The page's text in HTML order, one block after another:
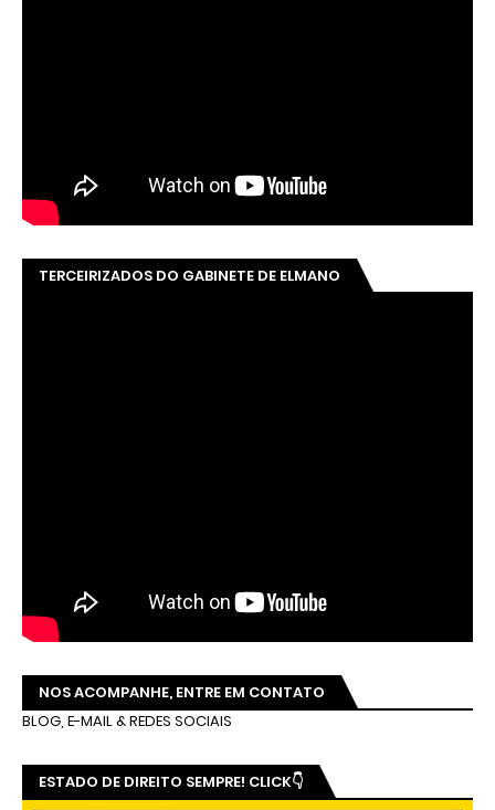
TERCEIRIZADOS DO GABINETE DE ELMANO
NOS ACOMPANHE, ENTRE EM CONTATO
BLOG, E-MAIL & REDES SOCIAIS
ESTADO DE DIREITO SEMPRE! CLICK👇